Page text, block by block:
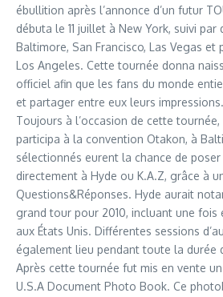
ébullition après l’annonce d’un futur
débuta le 11 juillet à New York, suivi
Baltimore, San Francisco, Las Vegas et
Los Angeles. Cette tournée donna
officiel afin que les fans du monde
et partager entre eux leurs impressions.
Toujours à l’occasion de cette tournée,
participa à la convention Otakon, à
sélectionnés eurent la chance de
directement à Hyde ou K.A.Z, grâce à
Questions&Réponses. Hyde aurait
grand tour pour 2010, incluant une fois
aux États Unis. Différentes sessions
également lieu pendant toute la durée
Après cette tournée fut mis en vente
U.S.A Document Photo Book. Ce